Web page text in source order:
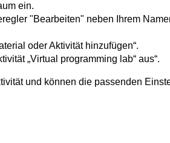
ein.
"Bearbeiten" neben Ihrem
oder Aktivität hinzufügen“.
„Virtual programming lab“ aus“.
und können die passenden